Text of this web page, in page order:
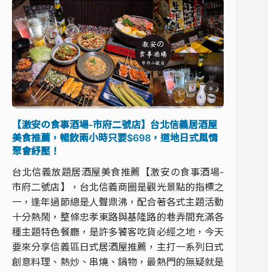
【激安の食事酒場-市府二號店】台北信義居酒屋
美食推薦，暢飲兩小時只要$698，道地日式風情
聚會紓壓！
台北信義放題居酒屋美食推薦【激安の食事酒場-
市府二號店】，台北信義商圈是觀光景點的指標之
一，逢年過節總是人聲鼎沸，配合著各式主題活動
十分熱鬧，整條忠孝東路與基隆路的巷弄間充滿各
種主題特色餐廳，是許多饕客吃貨必經之地，今天
要來分享信義區日式居酒屋推薦，主打一系列日式
創意料理、熱炒、串燒、鍋物，最熱門的無疑就是